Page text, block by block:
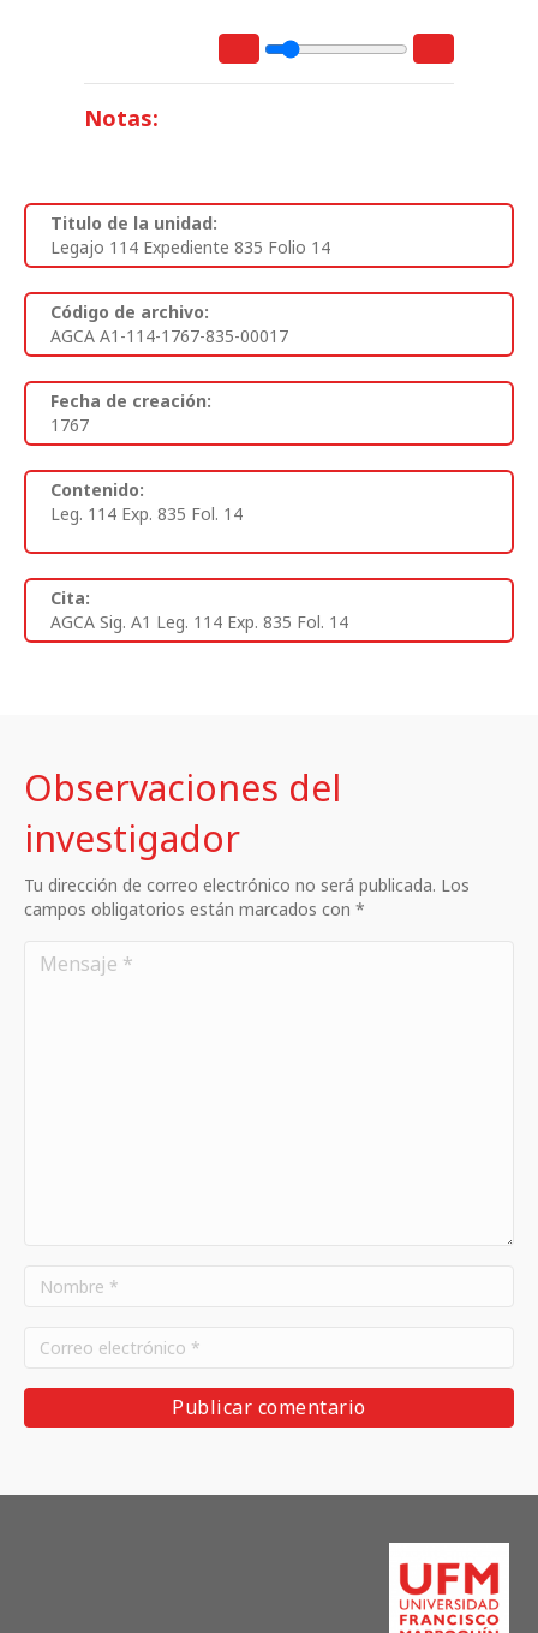
Notas:
Titulo de la unidad:
Legajo 114 Expediente 835 Folio 14
Código de archivo:
AGCA A1-114-1767-835-00017
Fecha de creación:
1767
Contenido:
Leg. 114 Exp. 835 Fol. 14
Cita:
AGCA Sig. A1 Leg. 114 Exp. 835 Fol. 14
Observaciones del
investigador
Tu dirección de correo electrónico no será publicada. Los
campos obligatorios están marcados con *